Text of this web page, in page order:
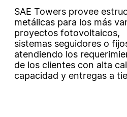
SAE Towers provee
metálicas para los más
proyectos fotovoltaicos,
sistemas seguidores o
atendiendo los
de los clientes con alta
capacidad y entregas a